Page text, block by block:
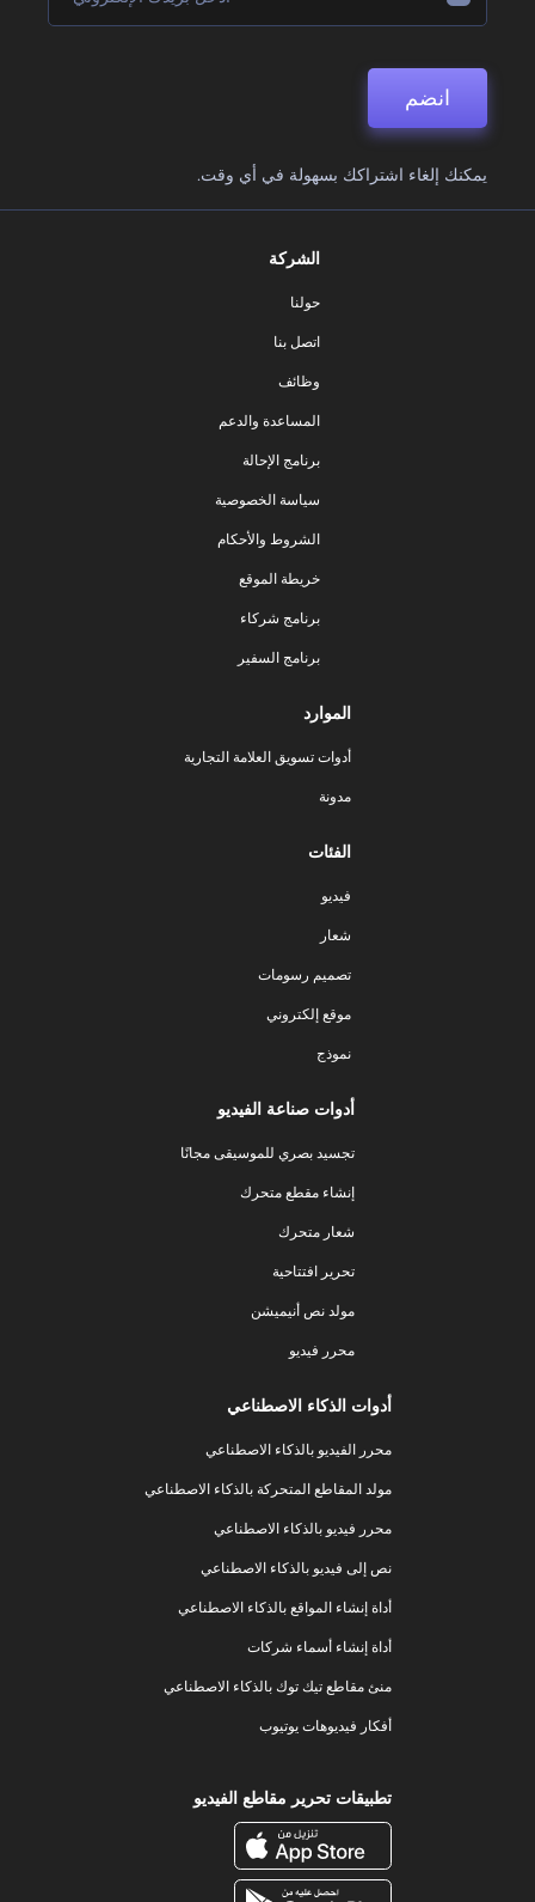
انضم
يمكنك إلغاء اشتراكك بسهولة في أي وقت.
الشركة
حولنا
اتصل بنا
وظائف
المساعدة والدعم
برنامج الإحالة
سياسة الخصوصية
الشروط والأحكام
خريطة الموقع
برنامج شركاء
برنامج السفير
الموارد
أدوات تسويق العلامة التجارية
مدونة
الفئات
فيديو
شعار
تصميم رسومات
موقع إلكتروني
نموذج
أدوات صناعة الفيديو
تجسيد بصري للموسيقى مجانًا
إنشاء مقطع متحرك
شعار متحرك
تحرير افتتاحية
مولد نص أنيميشن
محرر فيديو
أدوات الذكاء الاصطناعي
محرر الفيديو بالذكاء الاصطناعي
مولد المقاطع المتحركة بالذكاء الاصطناعي
محرر فيديو بالذكاء الاصطناعي
نص إلى فيديو بالذكاء الاصطناعي
أداة إنشاء المواقع بالذكاء الاصطناعي
أداة إنشاء أسماء شركات
منئ مقاطع تيك توك بالذكاء الاصطناعي
أفكار فيديوهات يوتيوب
تطبيقات تحرير مقاطع الفيديو